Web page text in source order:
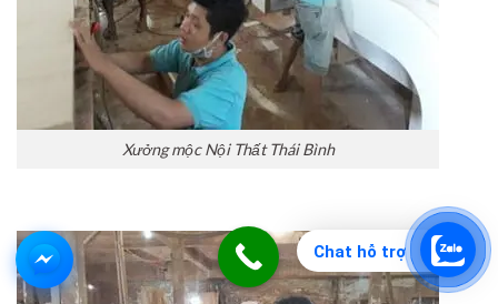
Xưởng mộc Nội Thất Thái Bình
Chat hỗ trợ